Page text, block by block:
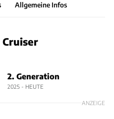
Allgemeine Infos
2. Generation
2025 - HEUTE
ANZEIGE